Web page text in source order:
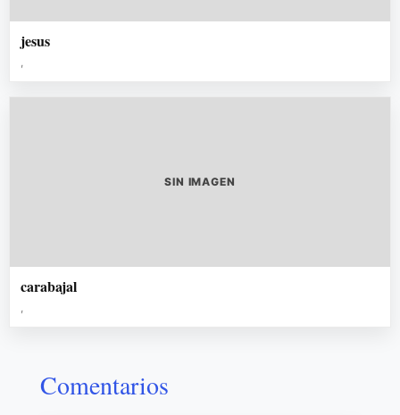
jesus
,
SIN IMAGEN
carabajal
,
Comentarios